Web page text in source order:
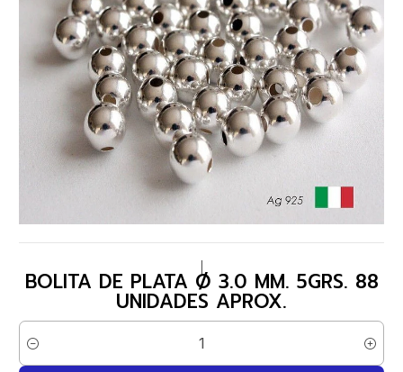
BOLITA DE PLATA Ø 3.0 MM. 5GRS. 88
UNIDADES APROX.
Cantidad